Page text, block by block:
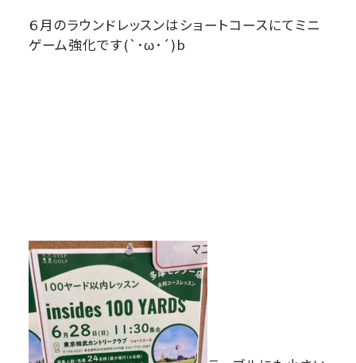
６月のラウンドレッスンはショートコースにてミニ
ゲーム強化です(`･ω･´)b